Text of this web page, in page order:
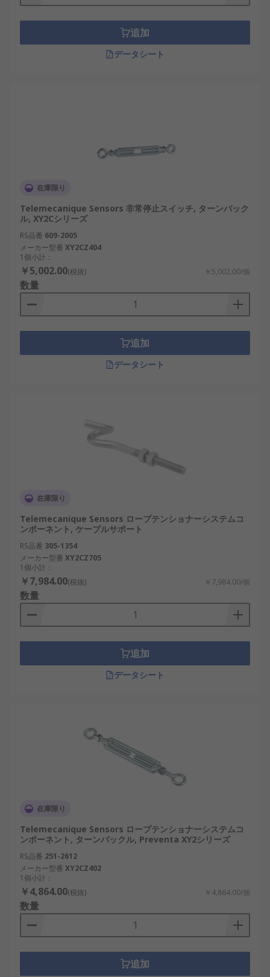
追加
データシート
在庫限り
Telemecanique Sensors 非常停止スイッチ, ターンバック
ル, XY2Cシリーズ
RS品番 609-2005
メーカー型番 XY2CZ404
1個小計：
￥5,002.00(税抜) ￥5,002.00/個
数量
追加
データシート
在庫限り
Telemecanique Sensors ロープテンショナーシステムコ
ンポーネント, ケーブルサポート
RS品番 305-1354
メーカー型番 XY2CZ705
1個小計：
￥7,984.00(税抜) ￥7,984.00/個
数量
追加
データシート
在庫限り
Telemecanique Sensors ロープテンショナーシステムコ
ンポーネント, ターンバックル, Preventa XY2シリーズ
RS品番 251-2612
メーカー型番 XY2CZ402
1個小計：
￥4,864.00(税抜) ￥4,864.00/個
数量
追加